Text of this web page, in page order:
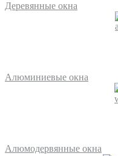
Деревянные окна
Алюминиевые окна
Алюмодервянные окна